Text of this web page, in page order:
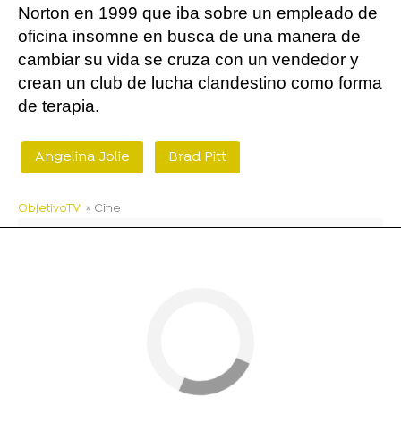
Norton en 1999 que iba sobre un empleado de
oficina insomne en busca de una manera de
cambiar su vida se cruza con un vendedor y
crean un club de lucha clandestino como forma
de terapia.
Angelina Jolie Brad Pitt
ObjetivoTV » Cine